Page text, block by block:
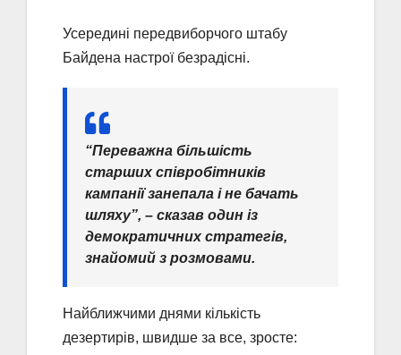
Усередині передвиборчого штабу
Байдена настрої безрадісні.
“Переважна більшість
старших співробітників
кампанії занепала і не бачать
шляху”, – сказав один із
демократичних стратегів,
знайомий з розмовами.
Найближчими днями кількість
дезертирів, швидше за все, зросте: